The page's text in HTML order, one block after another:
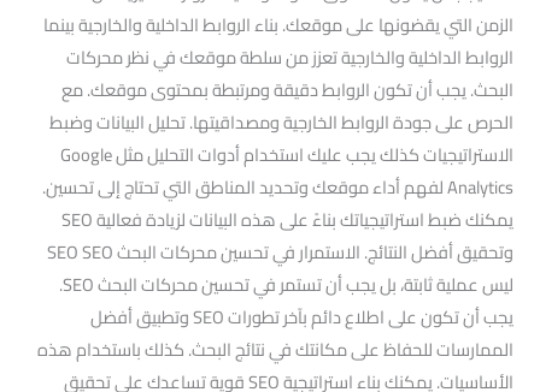
الزمن التي يقضونها على موقعك. بناء الروابط الداخلية والخارجية بينما
الروابط الداخلية والخارجية تعزز من سلطة موقعك في نظر محركات
البحث. يجب أن تكون الروابط دقيقة ومرتبطة بمحتوى موقعك. مع
الحرص على جودة الروابط الخارجية ومصداقيتها. تحليل البيانات وضبط
الاستراتيجيات كذلك يجب عليك استخدام أدوات التحليل مثل Google
Analytics لفهم أداء موقعك وتحديد المناطق التي تحتاج إلى تحسين.
يمكنك ضبط استراتيجياتك بناءً على هذه البيانات لزيادة فعالية SEO
وتحقيق أفضل النتائج. الاستمرار في تحسين محركات البحث SEO SEO
ليس عملية ثابتة، بل يجب أن تستمر في تحسين محركات البحث SEO.
يجب أن تكون على اطلاع دائم بآخر تطورات SEO وتطبيق أفضل
الممارسات للحفاظ على مكانتك في نتائج البحث. كذلك باستخدام هذه
الأساسيات. يمكنك بناء استراتيجية SEO قوية تساعدك على تحقيق